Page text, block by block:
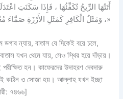
أَتَتْهَا الرِّيحُ تُكَفِّئُهَا ، فَإِذَا سَكَنَتِ
، وَمَثَلُ الْكَافِرِ كَمَثَلِ الأَرْزَةِ صَمَّاءَ مُعْتَدِلَةً حَتَّى يَقْصِمَهَا اللَّهُ إِذَا شَاءَ»
ডগার ন্যায়, বাতাস যে দিকেই বয়ে চলে,
যখন থেমে যায়, সেও স্থির হয়ে দাঁড়ায়।
হন। কাফেরদের উদাহরণ দেবদারু
কঠিন ও সোজা হয়। আল্লাহ যখন ইচ্ছা
৭৪৬৬]